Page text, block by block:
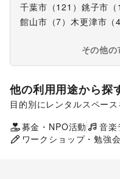
千葉市 （121 ） 銚子市 （
館山市 （7）木更津市 （
その他
他の利用用途から探
目的別にレンタルスペー
食品販売
展示会・個展
募金・NPO活動
音楽
ワークショップ・勉強会